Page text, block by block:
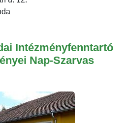
Intézményfenntartó
Nap-Szarvas